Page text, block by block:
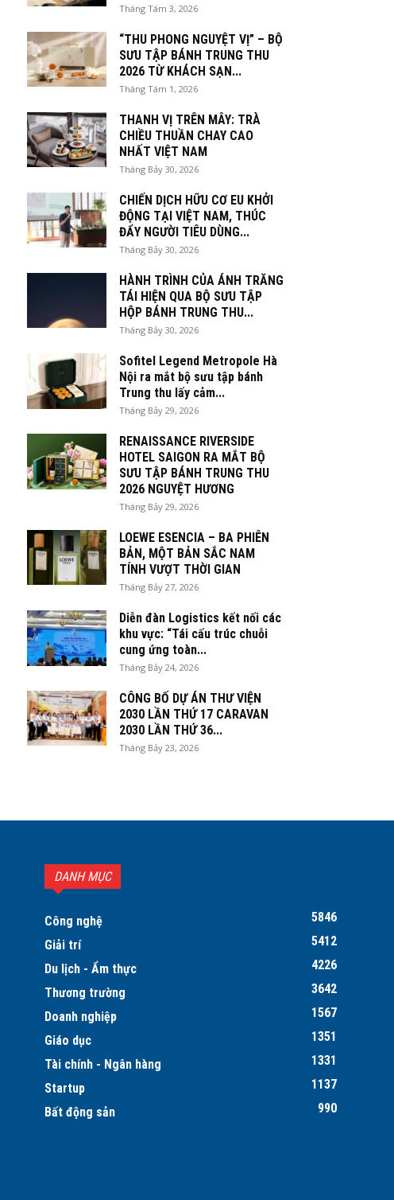
Tháng Tám 3, 2026
“THU PHONG NGUYỆT VỊ” – BỘ
SƯU TẬP BÁNH TRUNG THU
2026 TỪ KHÁCH SẠN...
Tháng Tám 1, 2026
THANH VỊ TRÊN MÂY: TRÀ
CHIỀU THUẦN CHAY CAO
NHẤT VIỆT NAM
Tháng Bảy 30, 2026
CHIẾN DỊCH HỮU CƠ EU KHỞI
ĐỘNG TẠI VIỆT NAM, THÚC
ĐẨY NGƯỜI TIÊU DÙNG...
Tháng Bảy 30, 2026
HÀNH TRÌNH CỦA ÁNH TRĂNG
TÁI HIỆN QUA BỘ SƯU TẬP
HỘP BÁNH TRUNG THU...
Tháng Bảy 30, 2026
Sofitel Legend Metropole Hà
Nội ra mắt bộ sưu tập bánh
Trung thu lấy cảm...
Tháng Bảy 29, 2026
RENAISSANCE RIVERSIDE
HOTEL SAIGON RA MẮT BỘ
SƯU TẬP BÁNH TRUNG THU
2026 NGUYỆT HƯƠNG
Tháng Bảy 29, 2026
LOEWE ESENCIA – BA PHIÊN
BẢN, MỘT BẢN SẮC NAM
TÍNH VƯỢT THỜI GIAN
Tháng Bảy 27, 2026
Diễn đàn Logistics kết nối các
khu vực: “Tái cấu trúc chuỗi
cung ứng toàn...
Tháng Bảy 24, 2026
CÔNG BỐ DỰ ÁN THƯ VIỆN
2030 LẦN THỨ 17 CARAVAN
2030 LẦN THỨ 36...
Tháng Bảy 23, 2026
DANH MỤC
Công nghệ
5846
Giải trí
5412
Du lịch - Ẩm thực
4226
Thương trường
3642
Doanh nghiệp
1567
Giáo dục
1351
Tài chính - Ngân hàng
1331
Startup
1137
Bất động sản
990